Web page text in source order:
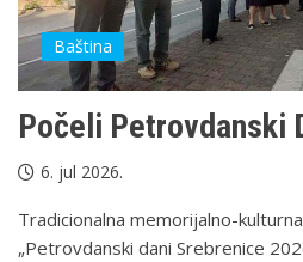
Baština
Počeli Petrovdanski
6. jul 2026.
Tradicionalna memorijalno-
„Petrovdanski dani Srebrenice